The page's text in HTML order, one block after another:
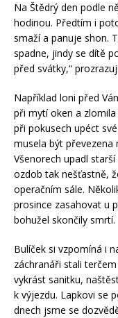
Na Štědrý den podle
hodinou. Předtím i
smaží a panuje shon.
spadne, jindy se dítě
před svátky,“
Například loni před
při mytí oken a zlomila
při pokusech upéct
musela být převezena
Všenorech upadl
ozdob tak nešťastně,
operačním sále.
prosince zasahovat u
bohužel skončily smrtí.
Bulíček si vzpomíná i
záchranáři stali
vykrást sanitku,
k výjezdu. Lapkovi se
dnech jsme se